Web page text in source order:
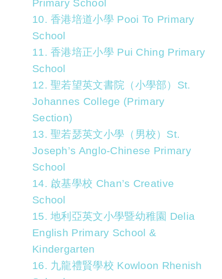
Primary School
10. 香港培道小學 Pooi To Primary
School
11. 香港培正小學 Pui Ching Primary
School
12. 聖若望英文書院（小學部）St.
Johannes College (Primary
Section)
13. 聖若瑟英文小學（男校）St.
Joseph’s Anglo-Chinese Primary
School
14. 啟基學校 Chan’s Creative
School
15. 地利亞英文小學暨幼稚園 Delia
English Primary School &
Kindergarten
16. 九龍禮賢學校 Kowloon Rhenish